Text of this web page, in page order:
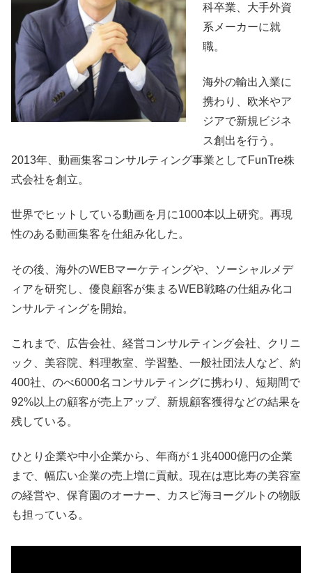
科卒業、大手外資
系メーカーに就
職。
海外の輸出入業に
携わり、欧米やア
ジアで新規ビジネ
ス創出を行う。
2013年、動画集客コンサルティング事業としてFunTre株
式会社を創立。
世界でヒットしている動画を月に1000本以上研究。再現
性のある動画集客を仕組み化した。
その後、海外のWEBマーケティングや、ソーシャルメデ
ィアを研究し、優良顧客が集まるWEB戦略の仕組み化コ
ンサルティングを開始。
これまで、広告会社、経営コンサルティング会社、クリニ
ック、美容院、料理教室、学習塾、一般社団法人など、約
400社、のべ6000名コンサルティングに携わり、短期間で
92%以上の顧客が売上アップ、新規顧客獲得などの結果を
残している。
ひとり企業や中小企業から、年商が１兆4000億円の企業
まで、幅広い企業の売上増に貢献。現在は恵比寿の美容室
の経営や、保育園のオーナー、カスピ海ヨーグルトの物販
も担っている。